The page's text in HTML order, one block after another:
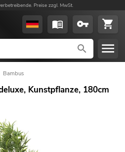
Preise zzgl. MwSt.
Bambus
Kunstpflanze, 180cm